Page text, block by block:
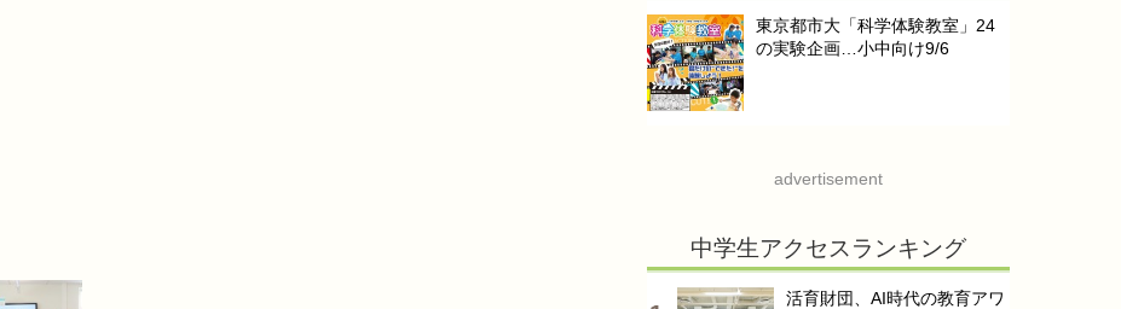
東京都市大「科学体験教室」24
の実験企画…小中向け9/6
advertisement
中学生アクセスランキング
活育財団、AI時代の教育アワ